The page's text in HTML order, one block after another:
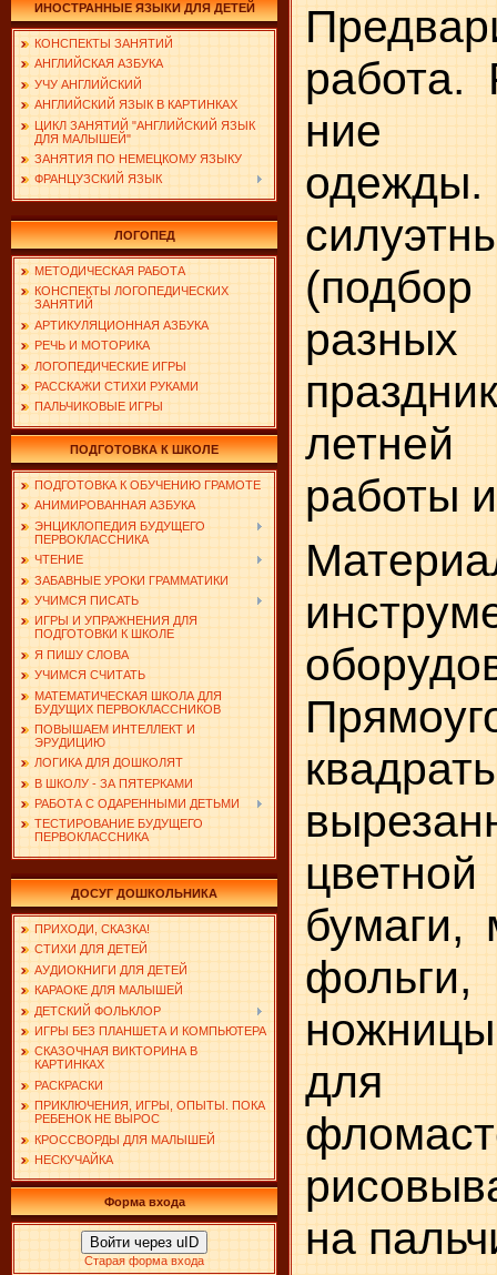
ИНОСТРАННЫЕ ЯЗЫКИ ДЛЯ ДЕТЕЙ
КОНСПЕКТЫ ЗАНЯТИЙ
АНГЛИЙСКАЯ АЗБУКА
УЧУ АНГЛИЙСКИЙ
АНГЛИЙСКИЙ ЯЗЫК В КАРТИНКАХ
ЦИКЛ ЗАНЯТИЙ "АНГЛИЙСКИЙ ЯЗЫК
ДЛЯ МАЛЫШЕЙ"
ЗАНЯТИЯ ПО НЕМЕЦКОМУ ЯЗЫКУ
ФРАНЦУЗСКИЙ ЯЗЫК
ЛОГОПЕД
МЕТОДИЧЕСКАЯ РАБОТА
КОНСПЕКТЫ ЛОГОПЕДИЧЕСКИХ
ЗАНЯТИЙ
АРТИКУЛЯЦИОННАЯ АЗБУКА
РЕЧЬ И МОТОРИКА
ЛОГОПЕДИЧЕСКИЕ ИГРЫ
РАССКАЖИ СТИХИ РУКАМИ
ПАЛЬЧИКОВЫЕ ИГРЫ
ПОДГОТОВКА К ШКОЛЕ
ПОДГОТОВКА К ОБУЧЕНИЮ ГРАМОТЕ
АНИМИРОВАННАЯ АЗБУКА
ЭНЦИКЛОПЕДИЯ БУДУЩЕГО
ПЕРВОКЛАССНИКА
ЧТЕНИЕ
ЗАБАВНЫЕ УРОКИ ГРАММАТИКИ
УЧИМСЯ ПИСАТЬ
ИГРЫ И УПРАЖНЕНИЯ ДЛЯ
ПОДГОТОВКИ К ШКОЛЕ
Я ПИШУ СЛОВА
УЧИМСЯ СЧИТАТЬ
МАТЕМАТИЧЕСКАЯ ШКОЛА ДЛЯ
БУДУЩИХ ПЕРВОКЛАССНИКОВ
ПОВЫШАЕМ ИНТЕЛЛЕКТ И
ЭРУДИЦИЮ
ЛОГИКА ДЛЯ ДОШКОЛЯТ
В ШКОЛУ - ЗА ПЯТЕРКАМИ
РАБОТА С ОДАРЕННЫМИ ДЕТЬМИ
ТЕСТИРОВАНИЕ БУДУЩЕГО
ПЕРВОКЛАССНИКА
ДОСУГ ДОШКОЛЬНИКА
ПРИХОДИ, СКАЗКА!
СТИХИ ДЛЯ ДЕТЕЙ
АУДИОКНИГИ ДЛЯ ДЕТЕЙ
КАРАОКЕ ДЛЯ МАЛЫШЕЙ
ДЕТСКИЙ ФОЛЬКЛОР
ИГРЫ БЕЗ ПЛАНШЕТА И КОМПЬЮТЕРА
СКАЗОЧНАЯ ВИКТОРИНА В
КАРТИНКАХ
РАСКРАСКИ
ПРИКЛЮЧЕНИЯ, ИГРЫ, ОПЫТЫ. ПОКА
РЕБЕНОК НЕ ВЫРОС
КРОССВОРДЫ ДЛЯ МАЛЫШЕЙ
НЕСКУЧАЙКА
Форма входа
Войти через uID
Старая форма входа
работа.
ние
работы
бумаги,
для
на